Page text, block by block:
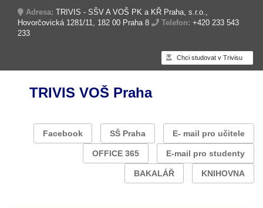
Adresa: TRIVIS - SŠV A VOŠ PK a KŘ Praha, s.r.o.,
Hovorčovická 1281/11, 182 00 Praha 8
Telefon: +420 233 543
233
Chci studovat v Trivisu
TRIVIS VOŠ Praha
Facebook SŠ Praha E- mail pro učitele
OFFICE 365 E-mail pro studenty
BAKALÁŘ KNIHOVNA